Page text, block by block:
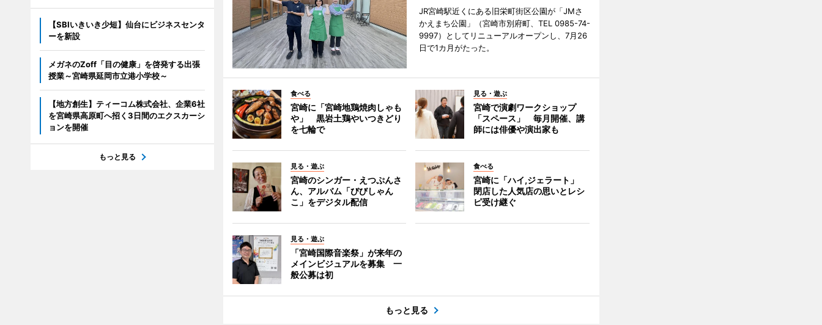
JR宮崎駅近くにある旧栄町街区公園が「JMさ
かえまち公園」（宮崎市別府町、TEL 0985-74-
9997）としてリニューアルオープンし、7月26
日で1カ月がたった。
食べる
宮崎に「宮崎地鶏焼肉しゃも
や」 黒岩土鶏やいつきどり
を七輪で
見る・遊ぶ
宮崎で演劇ワークショップ
「スペース」 毎月開催、講
師には俳優や演出家も
見る・遊ぶ
宮崎のシンガー・えつぷんさ
ん、アルバム「びびしゃん
こ」をデジタル配信
食べる
宮崎に「ハイ,ジェラート」
閉店した人気店の思いとレシ
ピ受け継ぐ
見る・遊ぶ
「宮崎国際音楽祭」が来年の
メインビジュアルを募集 一
般公募は初
もっと見る
【SBIいきいき少短】仙台にビジネスセンタ
ーを新設
メガネのZoff「目の健康」を啓発する出張
授業～宮崎県延岡市立港小学校～
【地方創生】ティーコム株式会社、企業6社
を宮崎県高原町へ招く3日間のエクスカーシ
ョンを開催
もっと見る